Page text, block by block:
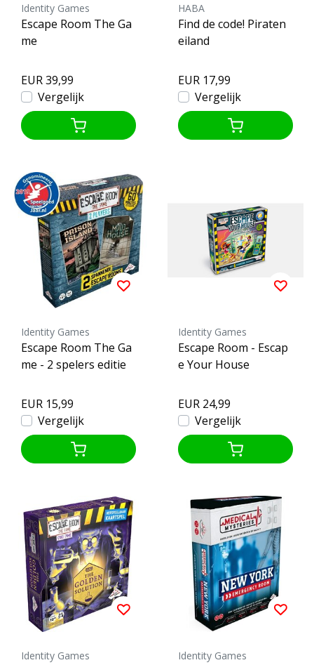
Identity Games
Escape Room The Ga
me
EUR 39,99
Vergelijk
HABA
Find de code! Piraten
eiland
EUR 17,99
Vergelijk
Identity Games
Escape Room The Ga
me - 2 spelers editie
EUR 15,99
Vergelijk
Identity Games
Escape Room - Escap
e Your House
EUR 24,99
Vergelijk
Identity Games Identity Games